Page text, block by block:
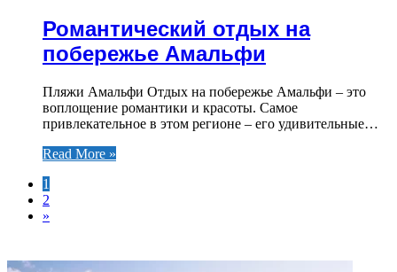
Романтический отдых на
побережье Амальфи
Пляжи Амальфи Отдых на побережье Амальфи – это
воплощение романтики и красоты. Самое
привлекательное в этом регионе – его удивительные…
Read More »
1
2
»